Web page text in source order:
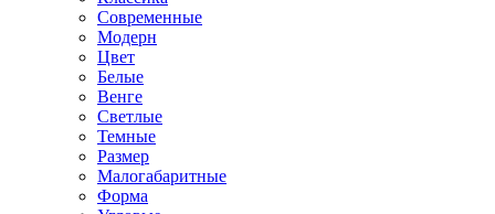
Современные
Модерн
Цвет
Белые
Венге
Светлые
Темные
Размер
Малогабаритные
Форма